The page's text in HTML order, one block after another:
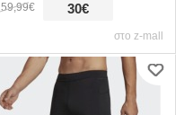
στο z-mall
30€
59,99€